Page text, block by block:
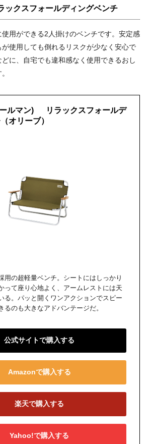
ックスフォールディングベンチ
用ができる2人掛けのベンチです。安定感
使用しても倒れるリスクが少なく安心で
に、自宅でも違和感なく使用できるおし
ルマン) リラックスフォールデ
オリーブ）
用の超軽量ベンチ。シートにはしっかり
って座り心地よく、アームレストには天
る。パッと開くワンアクションでスピー
るのも大きなアドバンテージだ。
公式サイトで購入する
Amazonで購入する
楽天で購入する
Yahoo!で購入する